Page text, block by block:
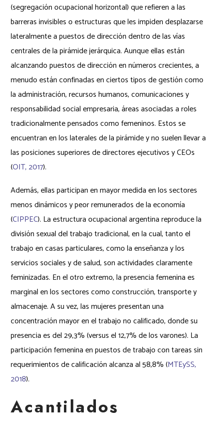
(segregación ocupacional horizontal) que refieren a las
barreras invisibles o estructuras que les impiden desplazarse
lateralmente a puestos de dirección dentro de las vías
centrales de la pirámide jerárquica. Aunque ellas están
alcanzando puestos de dirección en números crecientes, a
menudo están confinadas en ciertos tipos de gestión como
la administración, recursos humanos, comunicaciones y
responsabilidad social empresaria, áreas asociadas a roles
tradicionalmente pensados como femeninos. Estos se
encuentran en los laterales de la pirámide y no suelen llevar a
las posiciones superiores de directores ejecutivos y CEOs
(OIT, 2017).
Además, ellas participan en mayor medida en los sectores
menos dinámicos y peor remunerados de la economía
(CIPPEC). La estructura ocupacional argentina reproduce la
división sexual del trabajo tradicional, en la cual, tanto el
trabajo en casas particulares, como la enseñanza y los
servicios sociales y de salud, son actividades claramente
feminizadas. En el otro extremo, la presencia femenina es
marginal en los sectores como construcción, transporte y
almacenaje. A su vez, las mujeres presentan una
concentración mayor en el trabajo no calificado, donde su
presencia es del 29,3% (versus el 12,7% de los varones). La
participación femenina en puestos de trabajo con tareas sin
requerimientos de calificación alcanza al 58,8% (MTEySS,
2018).
Acantilados